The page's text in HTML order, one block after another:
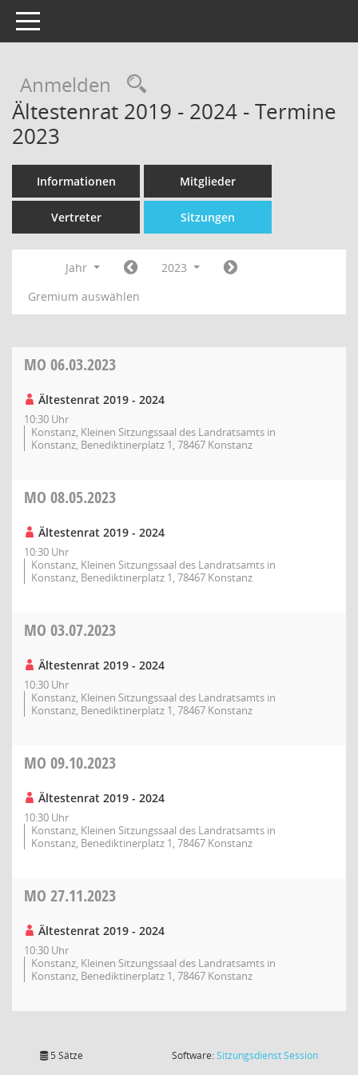
Toggle navigation
Anmelden Rechercheauswahl
Ältestenrat 2019 - 2024 - Termine
2023
Informationen Mitglieder
Vertreter Sitzungen
Jahr
2023
Gremium auswählen
MO 06.03.2023
Ältestenrat 2019 - 2024
10:30 Uhr
Konstanz, Kleinen Sitzungssaal des Landratsamts in
Konstanz, Benediktinerplatz 1, 78467 Konstanz
MO 08.05.2023
Ältestenrat 2019 - 2024
10:30 Uhr
Konstanz, Kleinen Sitzungssaal des Landratsamts in
Konstanz, Benediktinerplatz 1, 78467 Konstanz
MO 03.07.2023
Ältestenrat 2019 - 2024
10:30 Uhr
Konstanz, Kleinen Sitzungssaal des Landratsamts in
Konstanz, Benediktinerplatz 1, 78467 Konstanz
MO 09.10.2023
Ältestenrat 2019 - 2024
10:30 Uhr
Konstanz, Kleinen Sitzungssaal des Landratsamts in
Konstanz, Benediktinerplatz 1, 78467 Konstanz
MO 27.11.2023
Ältestenrat 2019 - 2024
10:30 Uhr
Konstanz, Kleinen Sitzungssaal des Landratsamts in
Konstanz, Benediktinerplatz 1, 78467 Konstanz
5 Sätze Software:SitzungsdienstSession(Wird in